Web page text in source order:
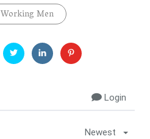
Working Men
Login
Newest